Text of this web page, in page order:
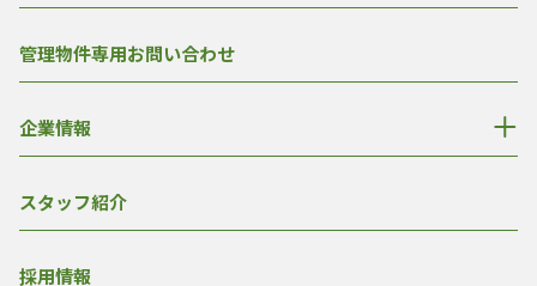
管理物件専用お問い合わせ
企業情報
スタッフ紹介
採用情報